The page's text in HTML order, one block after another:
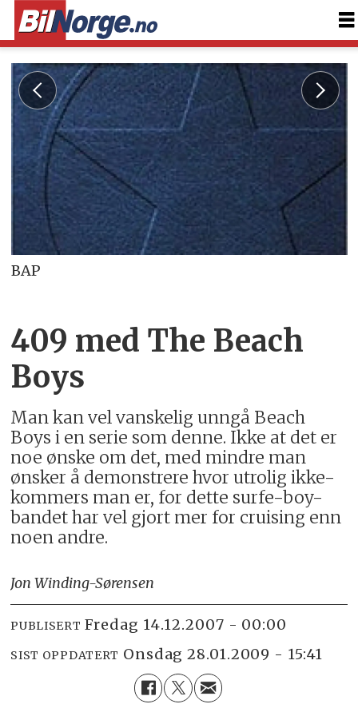
BAP
409 med The Beach
Boys
Man kan vel vanskelig unngå Beach
Boys i en serie som denne. Ikke at det er
noe ønske om det, med mindre man
ønsker å demonstrere hvor utrolig ikke-
kommers man er, for dette surfe-boy-
bandet har vel gjort mer for cruising enn
noen andre.
Jon Winding-Sørensen
PUBLISERT fredag 14.12.2007 - 00:00
SIST OPPDATERT onsdag 28.01.2009 - 15:41